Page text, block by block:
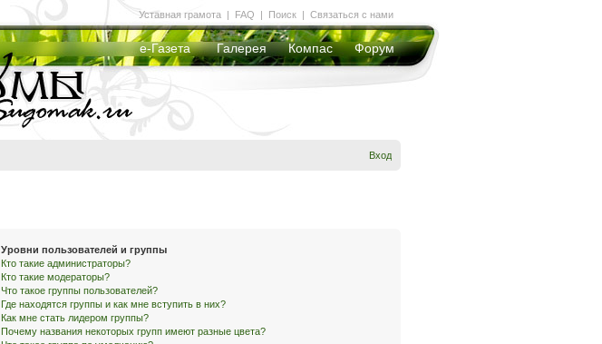
е-Газета Галерея Компас Форум
Уставная грамота | FAQ | Поиск | Связаться с нами
Вход
Уровни пользователей и группы
Кто такие администраторы?
Кто такие модераторы?
Что такое группы пользователей?
Где находятся группы и как мне вступить в них?
Как мне стать лидером группы?
Почему названия некоторых групп имеют разные цвета?